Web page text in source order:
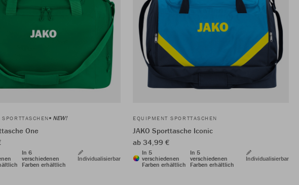
NEW!
One
In 6
verschiedenen
Farben erhältlich
Individualisierbar
EQUIPMENT SPORTTASCHEN
JAKO Sporttasche Iconic
ab 34,99 €
In 5
verschiedenen
Farben erhältlich
In 5
verschiedenen
Farben erhältlich
Individualisierbar